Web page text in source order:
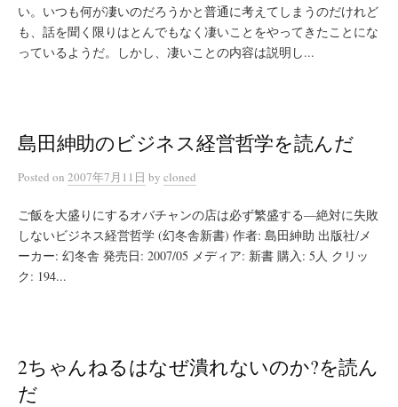
い。いつも何が凄いのだろうかと普通に考えてしまうのだけれど
も、話を聞く限りはとんでもなく凄いことをやってきたことにな
っているようだ。しかし、凄いことの内容は説明し...
島田紳助のビジネス経営哲学を読んだ
Posted on 2007年7月11日 by cloned
ご飯を大盛りにするオバチャンの店は必ず繁盛する―絶対に失敗
しないビジネス経営哲学 (幻冬舎新書) 作者: 島田紳助 出版社/メ
ーカー: 幻冬舎 発売日: 2007/05 メディア: 新書 購入: 5人 クリッ
ク: 194...
2ちゃんねるはなぜ潰れないのか?を読ん
だ